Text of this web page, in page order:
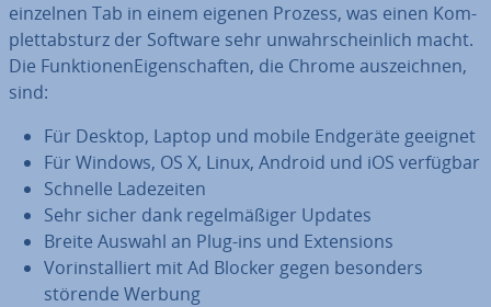
einzelnen Tab in einem eigenen Prozess, was einen Kom­
plett­ab­sturz der Software sehr un­wahr­schein­lich macht.
Die Funk­tio­nen­Ei­gen­schaf­ten, die Chrome aus­zeich­nen,
sind:
Für Desktop, Laptop und mobile Endgeräte geeignet
Für Windows, OS X, Linux, Android und iOS verfügbar
Schnelle La­de­zei­ten
Sehr sicher dank re­gel­mä­ßi­ger Updates
Breite Auswahl an Plug-ins und Ex­ten­si­ons
Vor­in­stal­liert mit Ad Blocker gegen besonders
störende Werbung